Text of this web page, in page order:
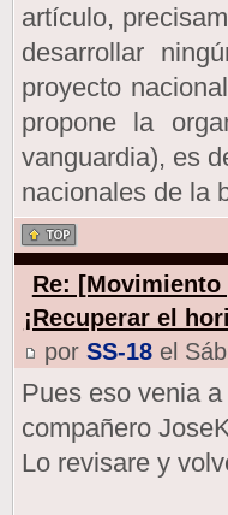
artículo,
desarrollar
proyecto
propone la
vanguardia), es
nacionales de la
Re:
¡Recuperar el
por SS-18el Sáb
Pues eso venia
compañero
Lo revisare y